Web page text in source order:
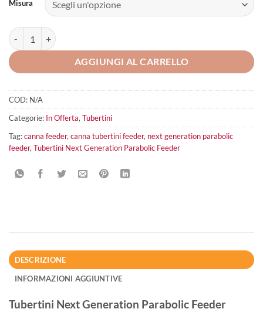
Misura
Tubertini Next Generation Parabolic Feeder quantità
AGGIUNGI AL CARRELLO
COD: N/A
Categorie: In Offerta, Tubertini
Tag:canna feeder, canna tubertini feeder, next generation parabolic
feeder, Tubertini Next Generation Parabolic Feeder
DESCRIZIONE
INFORMAZIONI AGGIUNTIVE
Tubertini Next Generation Parabolic Feeder